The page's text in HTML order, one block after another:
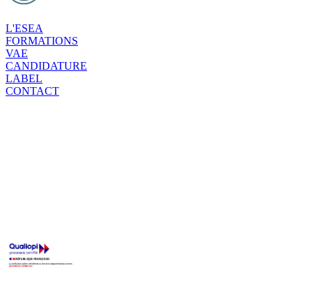
L'ESEA
FORMATIONS
VAE
CANDIDATURE
LABEL
CONTACT